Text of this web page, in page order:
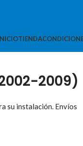
TIENDA
2009)
su instalación. Envíos